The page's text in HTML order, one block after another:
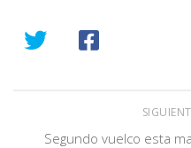
Segundo vuelco esta